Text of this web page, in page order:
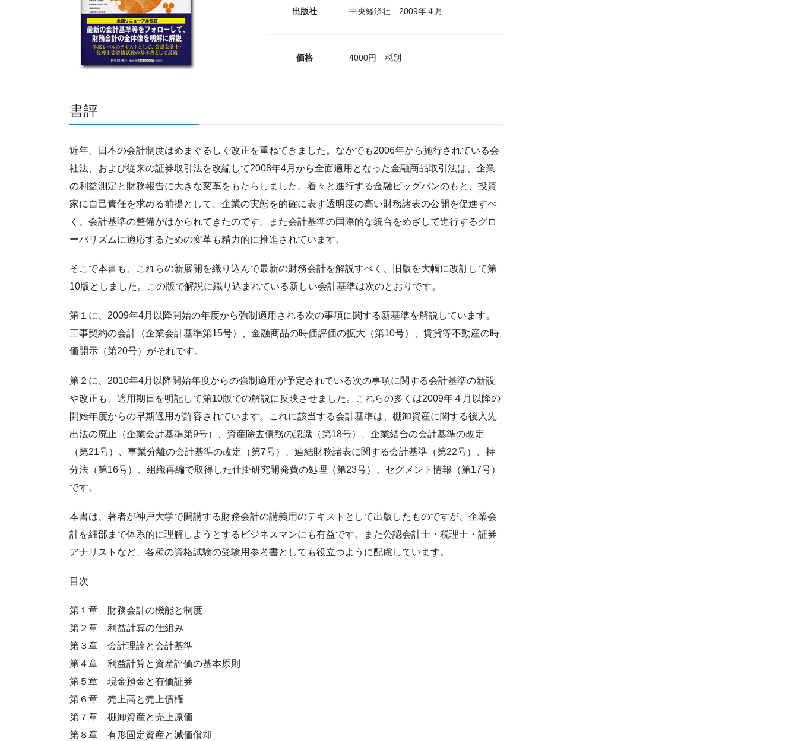
出版社 中央経済社 2009年４月
価格 4000円 税別
書評
近年、日本の会計制度はめまぐるしく改正を重ねてきました。なかでも2006年から施行されている会
社法、および従来の証券取引法を改編して2008年4月から全面適用となった金融商品取引法は、企業
の利益測定と財務報告に大きな変革をもたらしました。着々と進行する金融ビッグバンのもと、投資
家に自己責任を求める前提として、企業の実態を的確に表す透明度の高い財務諸表の公開を促進すべ
く、会計基準の整備がはかられてきたのです。また会計基準の国際的な統合をめざして進行するグロ
ーバリズムに適応するための変革も精力的に推進されています。
そこで本書も、これらの新展開を織り込んで最新の財務会計を解説すべく、旧版を大幅に改訂して第
10版としました。この版で解説に織り込まれている新しい会計基準は次のとおりです。
第１に、2009年4月以降開始の年度から強制適用される次の事項に関する新基準を解説しています。
工事契約の会計（企業会計基準第15号）、金融商品の時価評価の拡大（第10号）、賃貸等不動産の時
価開示（第20号）がそれです。
第２に、2010年4月以降開始年度からの強制適用が予定されている次の事項に関する会計基準の新設
や改正も、適用期日を明記して第10版での解説に反映させました。これらの多くは2009年４月以降の
開始年度からの早期適用が許容されています。これに該当する会計基準は、棚卸資産に関する後入先
出法の廃止（企業会計基準第9号）、資産除去債務の認識（第18号）、企業結合の会計基準の改定
（第21号）、事業分離の会計基準の改定（第7号）、連結財務諸表に関する会計基準（第22号）、持
分法（第16号）、組織再編で取得した仕掛研究開発費の処理（第23号）、セグメント情報（第17号）
です。
本書は、著者が神戸大学で開講する財務会計の講義用のテキストとして出版したものですが、企業会
計を細部まで体系的に理解しようとするビジネスマンにも有益です。また公認会計士・税理士・証券
アナリストなど、各種の資格試験の受験用参考書としても役立つように配慮しています。
目次
第１章 財務会計の機能と制度
第２章 利益計算の仕組み
第３章 会計理論と会計基準
第４章 利益計算と資産評価の基本原則
第５章 現金預金と有価証券
第６章 売上高と売上債権
第７章 棚卸資産と売上原価
第８章 有形固定資産と減価償却